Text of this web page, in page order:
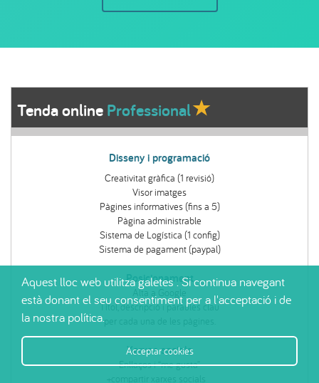
Tenda onlineProfessional
Disseny i programació
Creativitat gràfica (1 revisió)
Visor imatges
Pàgines informatives (fins a 5)
Pàgina administrable
Sistema de Logística (1 config)
Sistema de pagament (paypal)
Posicionament
Alta a Google
Títol, descripció i paraules clau
per cada una de les pàgines.
Xarxes socials
Enllaços i “me gusta”
Aquest lloc web utilitza galetes . Si continua navegant
està donant el seu consentiment per a l'acceptació i de
la nostra política.
Acceptar cookies